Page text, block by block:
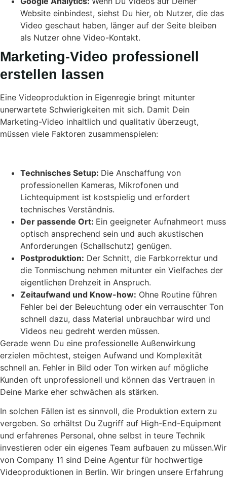
Website einbindest, siehst Du hier, ob Nutzer, die das
Video geschaut haben, länger auf der Seite bleiben
als Nutzer ohne Video-Kontakt.
Marketing-Video professionell
erstellen lassen
Eine Videoproduktion in Eigenregie bringt mitunter
unerwartete Schwierigkeiten mit sich. Damit Dein
Marketing-Video inhaltlich und qualitativ überzeugt,
müssen viele Faktoren zusammenspielen:
Technisches Setup: Die Anschaffung von
professionellen Kameras, Mikrofonen und
Lichtequipment ist kostspielig und erfordert
technisches Verständnis.
Der passende Ort: Ein geeigneter Aufnahmeort muss
optisch ansprechend sein und auch akustischen
Anforderungen (Schallschutz) genügen.
Postproduktion: Der Schnitt, die Farbkorrektur und
die Tonmischung nehmen mitunter ein Vielfaches der
eigentlichen Drehzeit in Anspruch.
Zeitaufwand und Know-how: Ohne Routine führen
Fehler bei der Beleuchtung oder ein verrauschter Ton
schnell dazu, dass Material unbrauchbar wird und
Videos neu gedreht werden müssen.
Gerade wenn Du eine professionelle Außenwirkung
erzielen möchtest, steigen Aufwand und Komplexität
schnell an. Fehler in Bild oder Ton wirken auf mögliche
Kunden oft unprofessionell und können das Vertrauen in
Deine Marke eher schwächen als stärken.
In solchen Fällen ist es sinnvoll, die Produktion extern zu
vergeben. So erhältst Du Zugriff auf High-End-Equipment
und erfahrenes Personal, ohne selbst in teure Technik
investieren oder ein eigenes Team aufbauen zu müssen.Wir
von Company 11 sind Deine Agentur für hochwertige
Videoproduktionen in Berlin. Wir bringen unsere Erfahrung